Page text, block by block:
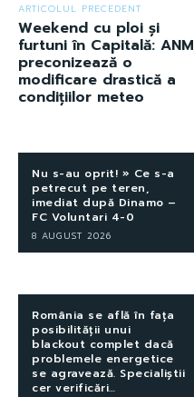
ARTICOLUL PRECEDENT
Weekend cu ploi și
furtuni în Capitală: ANM
preconizează o
modificare drastică a
condițiilor meteo
Nu s-au oprit! » Ce s-a
petrecut pe teren,
imediat după Dinamo –
FC Voluntari 4-0
8 AUGUST 2026
România se află în fața
posibilității unui
blackout complet dacă
problemele energetice
se agravează. Specialiștii
cer verificări…